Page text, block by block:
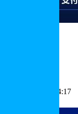
: 2025.04.22 18:44:17